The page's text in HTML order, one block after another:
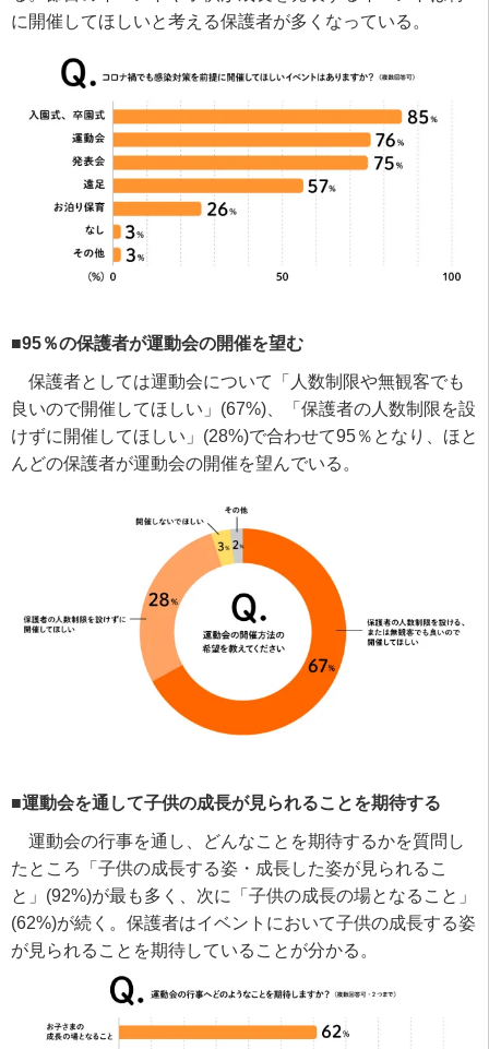
に開催してほしいと考える保護者が多くなっている。
■95％の保護者が運動会の開催を望む
保護者としては運動会について「人数制限や無観客でも
良いので開催してほしい」 (67%) 、「保護者の人数制限を設
けずに開催してほしい」 (28%)で合わせて95％となり、ほと
んどの保護者が運動会の開催を望んでいる。
■運動会を通して子供の成長が見られることを期待する
運動会の行事を通し、どんなことを期待するかを質問し
たところ「子供の成長する姿・成長した姿が見られるこ
と」 (92%)が最も多く、次に「子供の成長の場となること」
(62%)が続く。保護者はイベントにおいて子供の成長する姿
が見られることを期待していることが分かる。